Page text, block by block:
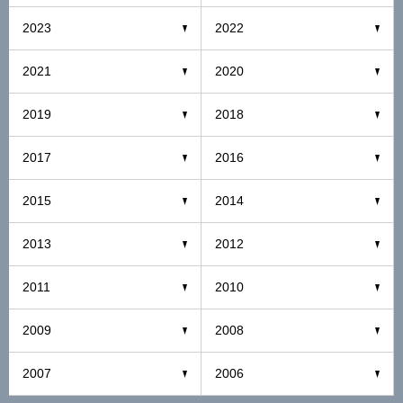
2023 2022
2021 2020
2019 2018
2017 2016
2015 2014
2013 2012
2011 2010
2009 2008
2007 2006